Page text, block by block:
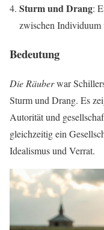
Sturm und Drang:
zwischen Individuum
Bedeutung
Die Räuberwar
Sturm und Drang. Es
Autorität und
gleichzeitig ein
Idealismus und Verrat.